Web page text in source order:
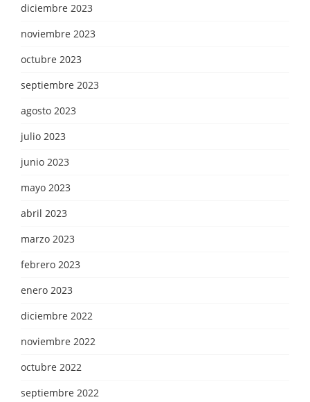
diciembre 2023
noviembre 2023
octubre 2023
septiembre 2023
agosto 2023
julio 2023
junio 2023
mayo 2023
abril 2023
marzo 2023
febrero 2023
enero 2023
diciembre 2022
noviembre 2022
octubre 2022
septiembre 2022